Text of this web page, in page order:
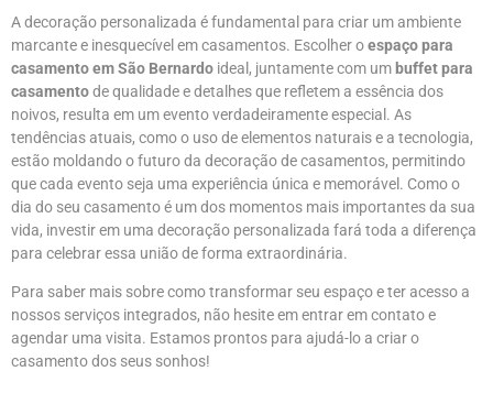
A decoração personalizada é fundamental para criar um ambiente
marcante e inesquecível em casamentos. Escolher oespaço para
casamento em São Bernardo ideal, juntamente com um buffet para
casamentode qualidade e detalhes que refletem a essência dos
noivos, resulta em um evento verdadeiramente especial. As
tendências atuais, como o uso de elementos naturais e a tecnologia,
estão moldando o futuro da decoração de casamentos, permitindo
que cada evento seja uma experiência única e memorável. Como o
dia do seu casamento é um dos momentos mais importantes da sua
vida, investir em uma decoração personalizada fará toda a diferença
para celebrar essa união de forma extraordinária.
Para saber mais sobre como transformar seu espaço e ter acesso a
nossos serviços integrados, não hesite em entrar em contato e
agendar uma visita. Estamos prontos para ajudá-lo a criar o
casamento dos seus sonhos!